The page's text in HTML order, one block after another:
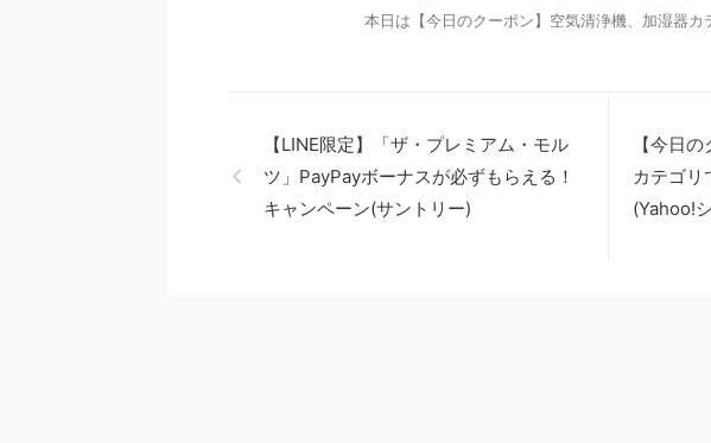
本日は【今日のクーポン】空気清浄機、加湿器カ
【LINE限定】「ザ・プレミアム・モル
ツ」PayPayボーナスが必ずもらえる！
キャンペーン(サントリー)
【今日
カテゴリ
(Yahoo!